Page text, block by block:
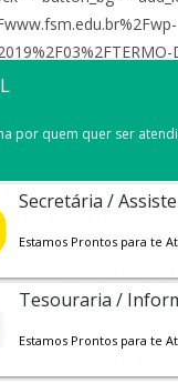
title=”TERMO DE
lg” align=”center”
DA-FSM-
title=”TERMO DE
size=”btn-lg”
add_icon=””
utiliza cookies e
por quem quer ser
Secretária /
Estamos Prontos para te
Tesouraria /
Estamos Prontos para te